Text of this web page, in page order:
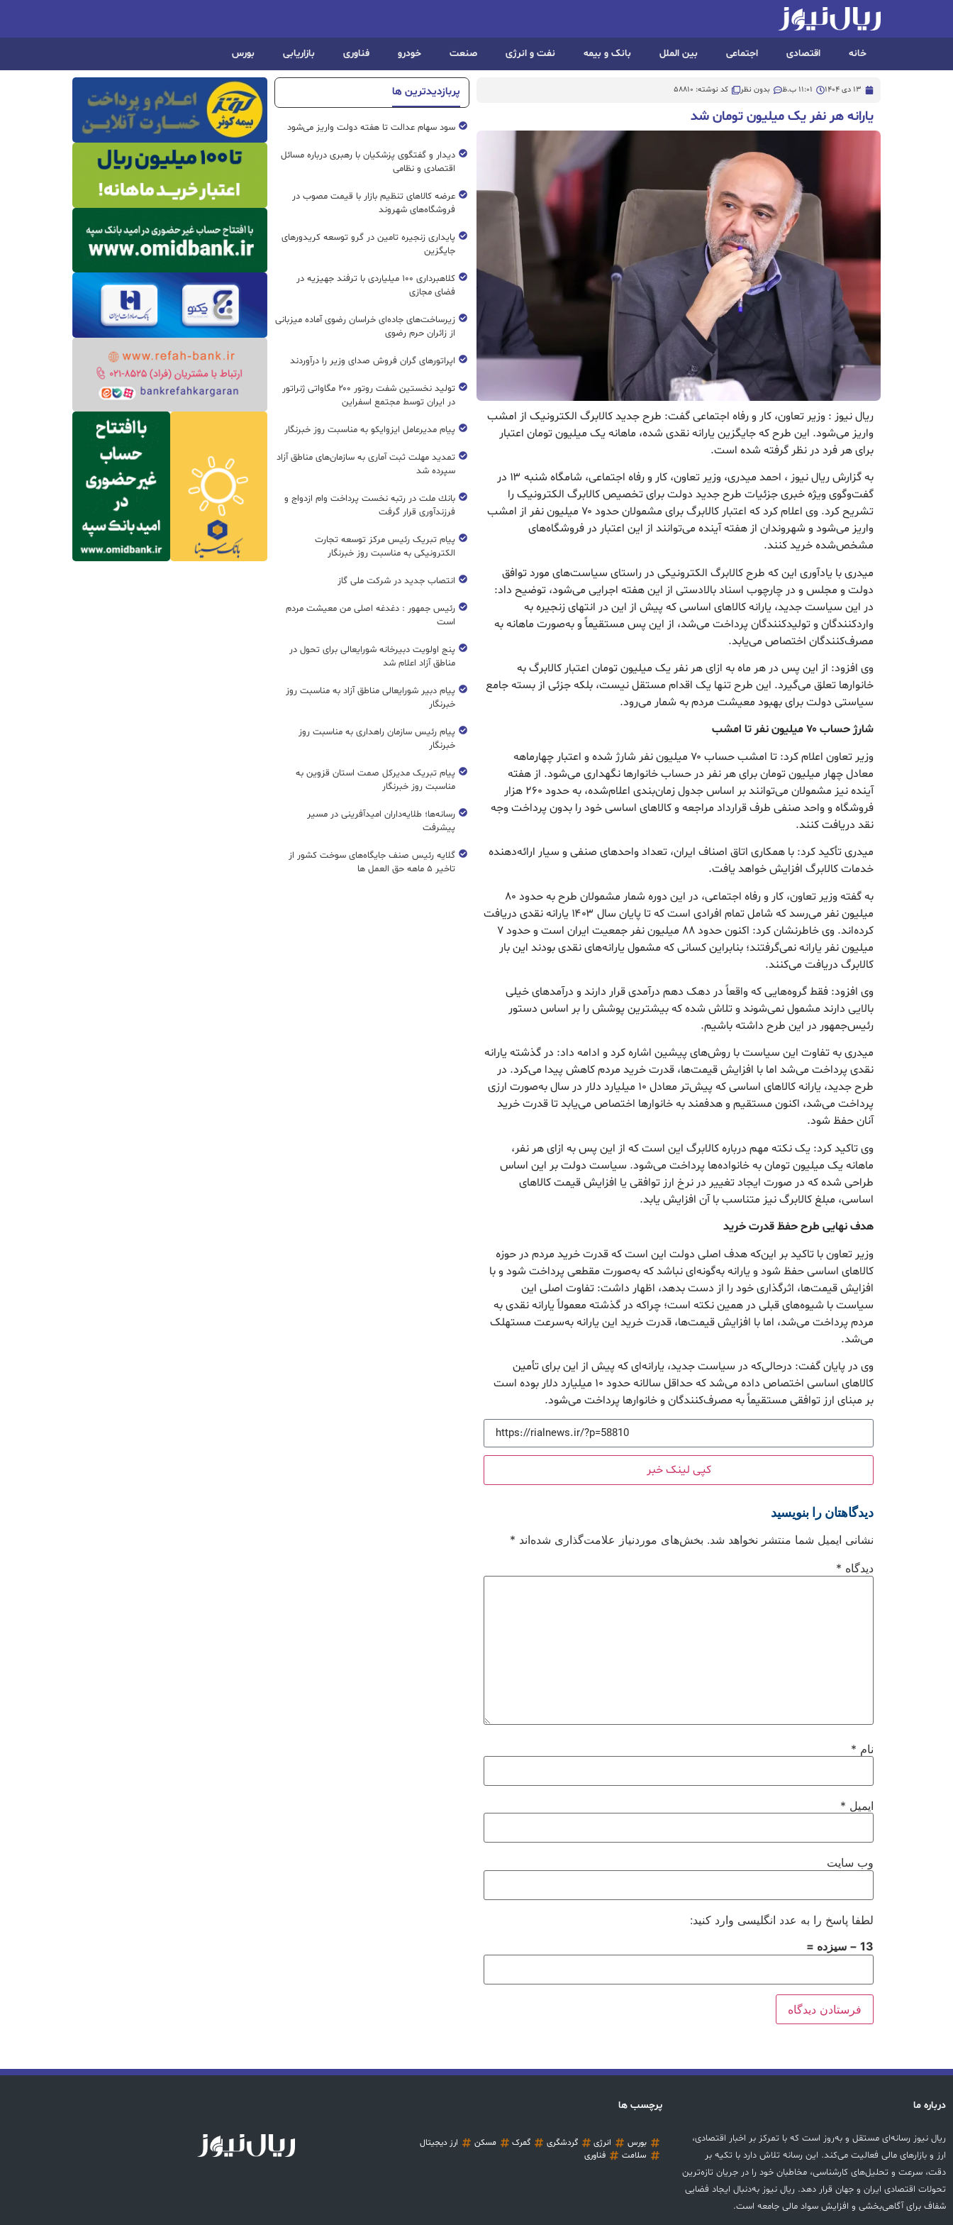
خانه اقتصادی اجتماعی بین الملل بانک و بیمه نفت و انرژی صنعت خودرو فناوری بازاریابی بورس
13 دی 1404 11:01 ب.ظ بدون نظر کد نوشته: 58810
یارانه هر نفر یک میلیون تومان شد
ریال نیوز : وزیر تعاون، کار و رفاه اجتماعی گفت: طرح جدید کالابرگ الکترونیک از امشب
واریز می‌شود. این طرح که جایگزین یارانه نقدی شده، ماهانه یک میلیون تومان اعتبار
برای هر فرد در نظر گرفته شده است.
به گزارش ریال نیوز ، احمد میدری، وزیر تعاون، کار و رفاه اجتماعی، شامگاه شنبه ۱۳ در
گفت‌وگوی ویژه خبری جزئیات طرح جدید دولت برای تخصیص کالابرگ الکترونیک را
تشریح کرد. وی اعلام کرد که اعتبار کالابرگ برای مشمولان حدود ۷۰ میلیون نفر از امشب
واریز می‌شود و شهروندان از هفته آینده می‌توانند از این اعتبار در فروشگاه‌های
مشخص‌شده خرید کنند.
میدری با یادآوری این که طرح کالابرگ الکترونیکی در راستای سیاست‌های مورد توافق
دولت و مجلس و در چارچوب اسناد بالادستی از این هفته اجرایی می‌شود، توضیح داد:
در این سیاست جدید، یارانه کالاهای اساسی که پیش از این در انتهای زنجیره به
واردکنندگان و تولیدکنندگان پرداخت می‌شد، از این پس مستقیماً و به‌صورت ماهانه به
مصرف‌کنندگان اختصاص می‌یابد.
وی افزود: از این پس در هر ماه به ازای هر نفر یک میلیون تومان اعتبار کالابرگ به
خانوارها تعلق می‌گیرد. این طرح تنها یک اقدام مستقل نیست، بلکه جزئی از بسته جامع
سیاستی دولت برای بهبود معیشت مردم به شمار می‌رود.‌
شارژ حساب ۷۰ میلیون نفر تا امشب
وزیر تعاون اعلام کرد: تا امشب حساب ۷۰ میلیون نفر شارژ شده و اعتبار چهارماهه
معادل چهار میلیون تومان برای هر نفر در حساب خانوارها نگهداری می‌شود. از هفته
آینده نیز مشمولان می‌توانند بر اساس جدول زمان‌بندی اعلام‌شده، به حدود ۲۶۰ هزار
فروشگاه و واحد صنفی طرف قرارداد مراجعه و کالاهای اساسی خود را بدون پرداخت وجه
نقد دریافت کنند.
میدری تأکید کرد: با همکاری اتاق اصناف ایران، تعداد واحدهای صنفی و سیار ارائه‌دهنده
خدمات کالابرگ افزایش خواهد یافت.‌
به گفته وزیر تعاون، کار و رفاه اجتماعی، در این دوره شمار مشمولان طرح به حدود ۸۰
میلیون نفر می‌رسد که شامل تمام افرادی است که تا پایان سال ۱۴۰۳ یارانه نقدی دریافت
کرده‌اند. وی خاطرنشان کرد: اکنون حدود ۸۸ میلیون نفر جمعیت ایران است و حدود ۷
میلیون نفر یارانه نمی‌گرفتند؛ بنابراین کسانی که مشمول یارانه‌های نقدی بودند این بار
کالابرگ دریافت می‌کنند.
وی افزود: فقط گروه‌هایی که واقعاً در دهک دهم درآمدی قرار دارند و درآمدهای خیلی
بالایی دارند مشمول نمی‌شوند و تلاش شده که بیشترین پوشش را بر اساس دستور
رئیس‌جمهور در این طرح داشته باشیم.‌
میدری به تفاوت این سیاست با روش‌های پیشین اشاره کرد و ادامه داد: در گذشته یارانه
نقدی پرداخت می‌شد اما با افزایش قیمت‌ها، قدرت خرید مردم کاهش پیدا می‌کرد. در
طرح جدید، یارانه کالاهای اساسی که پیش‌تر معادل ۱۰ میلیارد دلار در سال به‌صورت ارزی
پرداخت می‌شد، اکنون مستقیم و هدفمند به خانوارها اختصاص می‌یابد تا قدرت خرید
آنان حفظ شود.
وی تاکید کرد: یک نکته مهم درباره کالابرگ این است که از این پس به ازای هر نفر،
ماهانه یک میلیون تومان به خانواده‌ها پرداخت می‌شود. سیاست دولت بر این اساس
طراحی شده که در صورت ایجاد تغییر در نرخ ارز توافقی یا افزایش قیمت کالاهای
اساسی، مبلغ کالابرگ نیز متناسب با آن افزایش یابد.
هدف نهایی طرح حفظ قدرت خرید
وزیر تعاون با تاکید بر این‌که هدف اصلی دولت این است که قدرت خرید مردم در حوزه
کالاهای اساسی حفظ شود و یارانه به‌گونه‌ای نباشد که به‌صورت مقطعی پرداخت شود و با
افزایش قیمت‌ها، اثرگذاری خود را از دست بدهد، اظهار داشت: تفاوت اصلی این
سیاست با شیوه‌های قبلی در همین نکته است؛ چراکه در گذشته معمولاً یارانه نقدی به
مردم پرداخت می‌شد، اما با افزایش قیمت‌ها، قدرت خرید این یارانه به‌سرعت مستهلک
می‌شد.
وی در پایان گفت: درحالی‌که در سیاست جدید، یارانه‌ای که پیش از این برای تأمین
کالاهای اساسی اختصاص داده می‌شد که حداقل سالانه حدود ۱۰ میلیارد دلار بوده است
بر مبنای ارز توافقی مستقیماً به مصرف‌کنندگان و خانوارها پرداخت می‌شود.
کپی لینک خبر
دیدگاهتان را بنویسید
نشانی ایمیل شما منتشر نخواهد شد. بخش‌های موردنیاز علامت‌گذاری شده‌اند *
دیدگاه *
نام *
ایمیل *
وب‌ سایت
لطفا پاسخ را به عدد انگلیسی وارد کنید:
13 − سیزده =
پربازدیدترین ها
سود سهام عدالت تا هفته دولت واریز می‌شود
دیدار و گفتگوی پزشکیان با رهبری درباره مسائل
اقتصادی و نظامی
عرضه کالاهای تنظیم بازار با قیمت مصوب در
فروشگاه‌های شهروند
پایداری زنجیره تامین در گرو توسعه کریدورهای
جایگزین
کلاهبرداری ۱۰۰ میلیاردی با ترفند جهیزیه در
فضای مجازی
زیرساخت‌های جاده‌ای خراسان رضوی آماده میزبانی
از زائران حرم رضوی
اپراتورهای گران فروش صدای وزیر را درآوردند
تولید نخستین شفت روتور ۲۰۰ مگاواتی ژنراتور
در ایران توسط مجتمع اسفراین
پیام مدیرعامل ایزوایکو به مناسبت روز خبرنگار
تمدید مهلت ثبت آماری به سازمان‌های مناطق آزاد
سپرده شد
بانك ملت در رتبه نخست پرداخت وام ازدواج و
فرزندآوری قرار گرفت
پیام تبریک رئیس مرکز توسعه تجارت
الکترونیکی به مناسبت روز خبرنگار
انتصاب جدید در شرکت ملی گاز
رئیس جمهور : دغدغه اصلی من معیشت مردم
است
پنج اولویت دبیرخانه شورایعالی برای تحول در
مناطق آزاد اعلام شد
پیام دبیر شورایعالی مناطق آزاد به مناسبت روز
خبرنگار
پیام رئیس سازمان راهداری به مناسبت روز
خبرنگار
پیام تبریک مدیرکل صمت استان قزوین به
مناسبت روز خبرنگار
رسانه‌ها؛ طلایه‌داران امیدآفرینی در مسیر
پیشرفت
گلایه رئیس صنف جایگاه‌های سوخت کشور از
تاخیر ۵ ماهه حق العمل ها
درباره ما
ریال نیوز رسانه‌ای مستقل و به‌روز است که با تمرکز بر اخبار اقتصادی،
ارز و بازارهای مالی فعالیت می‌کند. این رسانه تلاش دارد با تکیه بر
دقت، سرعت و تحلیل‌های کارشناسی، مخاطبان خود را در جریان تازه‌ترین
تحولات اقتصادی ایران و جهان قرار دهد. ریال نیوز به‌دنبال ایجاد فضایی
شفاف برای آگاهی‌بخشی و افزایش سواد مالی جامعه است.
پرچسب ها
بورس انرژی گردشگری گمرک مسکن
ارز دیجیتال
سلامت
فناوری